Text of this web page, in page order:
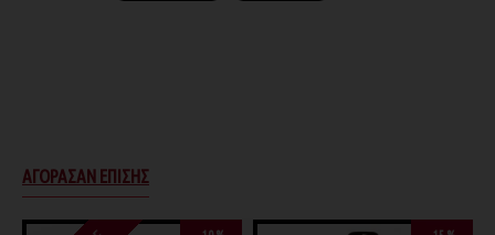
ΑΓΌΡΑΣΑΝ ΕΠΊΣΗΣ